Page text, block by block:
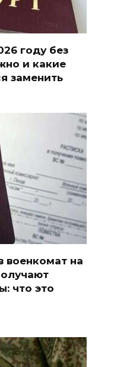
году без
и какие
заменить
военкомат на
что это